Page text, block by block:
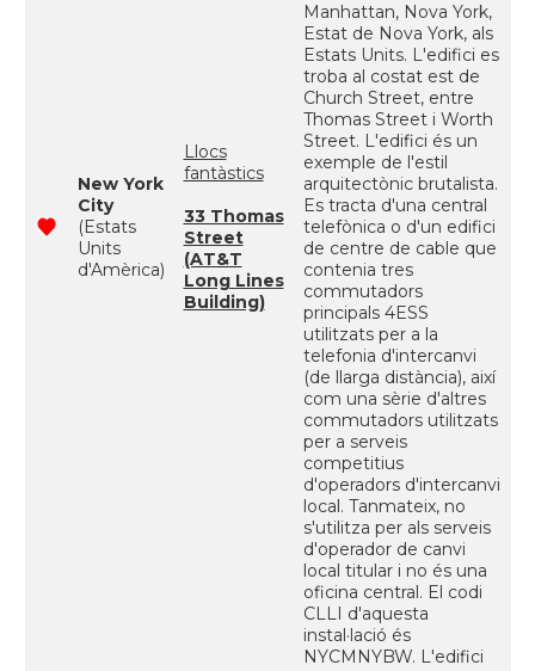
New York
City
(Estats
Units
d'Amèrica)
Llocs
fantàstics
33 Thomas
Street
(AT&T
Long Lines
Building)
Manhattan, Nova York,
Estat de Nova York, als
Estats Units. L'edifici es
troba al costat est de
Church Street, entre
Thomas Street i Worth
Street. L'edifici és un
exemple de l'estil
arquitectònic brutalista.
Es tracta d'una central
telefònica o d'un edifici
de centre de cable que
contenia tres
commutadors
principals 4ESS
utilitzats per a la
telefonia d'intercanvi
(de llarga distància), així
com una sèrie d'altres
commutadors utilitzats
per a serveis
competitius
d'operadors d'intercanvi
local. Tanmateix, no
s'utilitza per als serveis
d'operador de canvi
local titular i no és una
oficina central. El codi
CLLI d'aquesta
instal·lació és
NYCMNYBW. L'edifici